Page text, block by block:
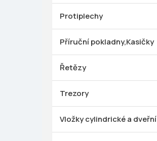
Protiplechy
Příruční pokladny,Kasičky
Řetězy
Trezory
Vložky cylindrické a dveřní